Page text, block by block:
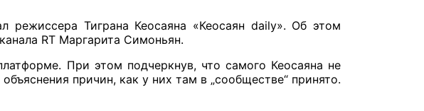
режиссера Тиграна Кеосаяна «Кеосаян daily». Об этом
RT Маргарита Симоньян.
При этом подчеркнув, что самого Кеосаяна не
причин, как у них там в „сообществе“ принято.